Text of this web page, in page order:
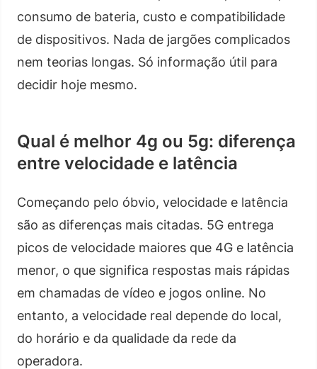
consumo de bateria, custo e compatibilidade
de dispositivos. Nada de jargões complicados
nem teorias longas. Só informação útil para
decidir hoje mesmo.
Qual é melhor 4g ou 5g: diferença
entre velocidade e latência
Começando pelo óbvio, velocidade e latência
são as diferenças mais citadas. 5G entrega
picos de velocidade maiores que 4G e latência
menor, o que significa respostas mais rápidas
em chamadas de vídeo e jogos online. No
entanto, a velocidade real depende do local,
do horário e da qualidade da rede da
operadora.